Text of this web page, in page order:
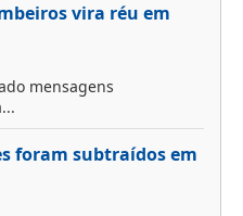
vira réu em
mensagens
foram subtraídos em